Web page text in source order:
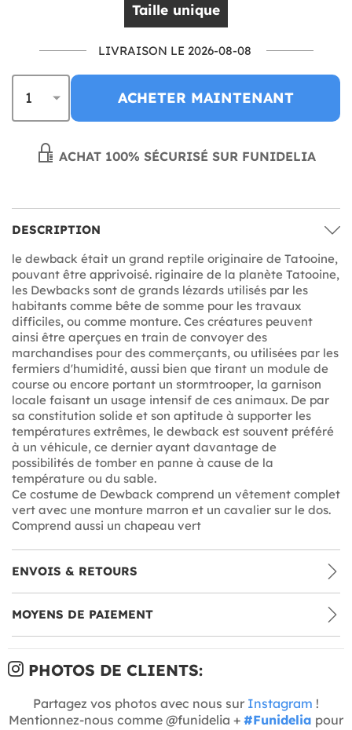
Taille unique
LIVRAISON LE 2026-08-08
ACHETER MAINTENANT
ACHAT 100% SÉCURISÉ SUR FUNIDELIA
DESCRIPTION
le dewback était un grand reptile originaire de Tatooine,
pouvant être apprivoisé. riginaire de la planète Tatooine,
les Dewbacks sont de grands lézards utilisés par les
habitants comme bête de somme pour les travaux
difficiles, ou comme monture. Ces créatures peuvent
ainsi être aperçues en train de convoyer des
marchandises pour des commerçants, ou utilisées par les
fermiers d'humidité, aussi bien que tirant un module de
course ou encore portant un stormtrooper, la garnison
locale faisant un usage intensif de ces animaux. De par
sa constitution solide et son aptitude à supporter les
températures extrêmes, le dewback est souvent préféré
à un véhicule, ce dernier ayant davantage de
possibilités de tomber en panne à cause de la
température ou du sable.
Ce costume de Dewback comprend un vêtement complet
vert avec une monture marron et un cavalier sur le dos.
Comprend aussi un chapeau vert
ENVOIS & RETOURS
MOYENS DE PAIEMENT
PHOTOS DE CLIENTS:
Partagez vos photos avec nous sur Instagram !
Mentionnez-nous comme @funidelia + #Funidelia pour